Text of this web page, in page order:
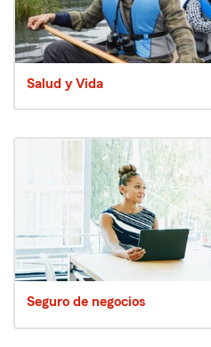
Salud y Vida
Seguro de negocios